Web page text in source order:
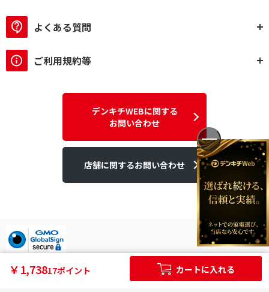
￥1,73817ポイント カートに入れる
よくある質問
ご利用規約等
デンキチWEBに関する
お問い合わせ
店舗に関するお問い合わせ
デンキチはGMOグローバルサイン発行のSSL電子証明書を使用して
います。
個人情報やご購入情報はSSL暗号化通信により保護されます。